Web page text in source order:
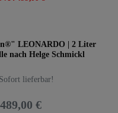
LEONARDO | 2 Liter
nach Helge Schmickl
lieferbar!
489,00 €